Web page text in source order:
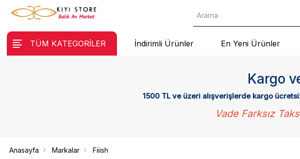
TÜM KATEGORİLER İndirimli Ürünler En Yeni Ürünler
Kargo
1500 TL ve üzeri alışverişlerde kargo
Vade Farksız
Anasayfa Markalar Fiiish